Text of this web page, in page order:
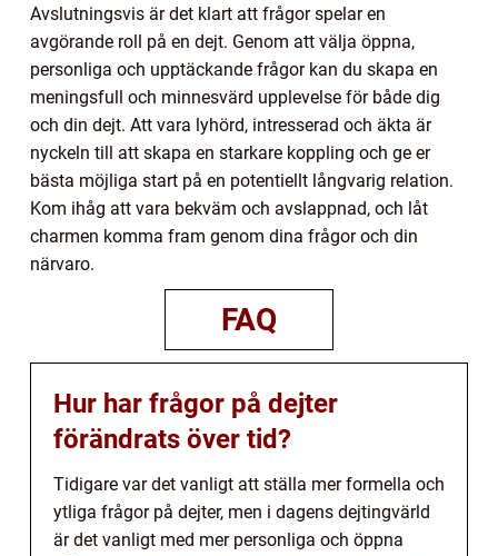
Avslutningsvis är det klart att frågor spelar en
avgörande roll på en dejt. Genom att välja öppna,
personliga och upptäckande frågor kan du skapa en
meningsfull och minnesvärd upplevelse för både dig
och din dejt. Att vara lyhörd, intresserad och äkta är
nyckeln till att skapa en starkare koppling och ge er
bästa möjliga start på en potentiellt långvarig relation.
Kom ihåg att vara bekväm och avslappnad, och låt
charmen komma fram genom dina frågor och din
närvaro.
FAQ
Hur har frågor på dejter
förändrats över tid?
Tidigare var det vanligt att ställa mer formella och
ytliga frågor på dejter, men i dagens dejtingvärld
är det vanligt med mer personliga och öppna